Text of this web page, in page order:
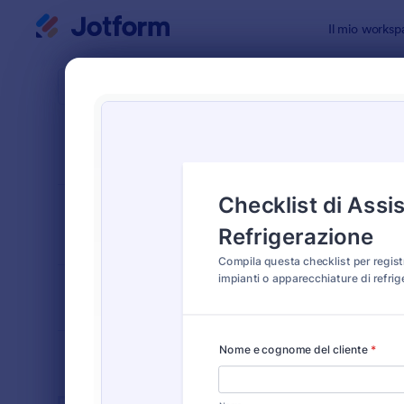
Il mio
Classico